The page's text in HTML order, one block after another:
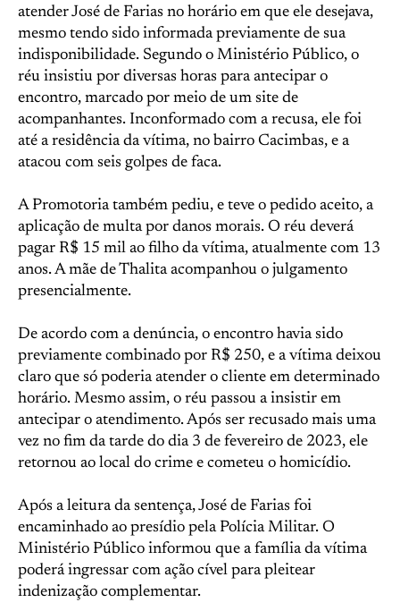
atender José de Farias no horário em que ele desejava,
mesmo tendo sido informada previamente de sua
indisponibilidade. Segundo o Ministério Público, o
réu insistiu por diversas horas para antecipar o
encontro, marcado por meio de um site de
acompanhantes. Inconformado com a recusa, ele foi
até a residência da vítima, no bairro Cacimbas, e a
atacou com seis golpes de faca.
A Promotoria também pediu, e teve o pedido aceito, a
aplicação de multa por danos morais. O réu deverá
pagar R$ 15 mil ao filho da vítima, atualmente com 13
anos. A mãe de Thalita acompanhou o julgamento
presencialmente.
De acordo com a denúncia, o encontro havia sido
previamente combinado por R$ 250, e a vítima deixou
claro que só poderia atender o cliente em determinado
horário. Mesmo assim, o réu passou a insistir em
antecipar o atendimento. Após ser recusado mais uma
vez no fim da tarde do dia 3 de fevereiro de 2023, ele
retornou ao local do crime e cometeu o homicídio.
Após a leitura da sentença, José de Farias foi
encaminhado ao presídio pela Polícia Militar. O
Ministério Público informou que a família da vítima
poderá ingressar com ação cível para pleitear
indenização complementar.